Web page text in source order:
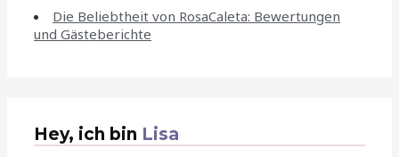
Die Beliebtheit von RosaCaleta: Bewertungen
und Gästeberichte
Hey, ich bin Lisa